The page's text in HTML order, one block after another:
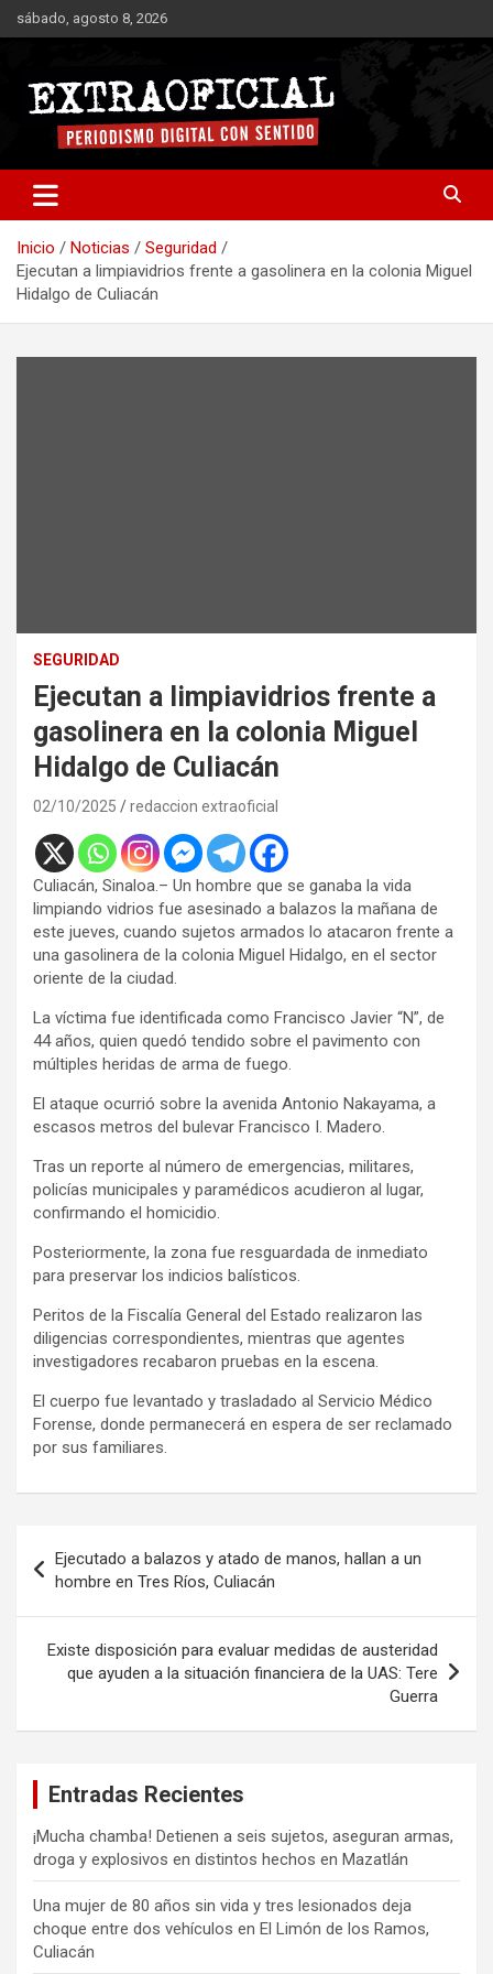
Saltar
al
sábado, agosto 8, 2026
Extraoficial
Inicio Noticias
Seguridad
Ejecutan a limpiavidrios frente a gasolinera en la colonia Miguel
Hidalgo de Culiacán
SEGURIDAD
Ejecutan a limpiavidrios frente a
gasolinera en la colonia Miguel
Hidalgo de Culiacán
02/10/2025 redaccion extraoficial
Culiacán, Sinaloa.– Un hombre que se ganaba la vida
limpiando vidrios fue asesinado a balazos la mañana de
este jueves, cuando sujetos armados lo atacaron frente a
una gasolinera de la colonia Miguel Hidalgo, en el sector
oriente de la ciudad.
La víctima fue identificada como Francisco Javier “N”, de
44 años, quien quedó tendido sobre el pavimento con
múltiples heridas de arma de fuego.
El ataque ocurrió sobre la avenida Antonio Nakayama, a
escasos metros del bulevar Francisco I. Madero.
Tras un reporte al número de emergencias, militares,
policías municipales y paramédicos acudieron al lugar,
confirmando el homicidio.
Posteriormente, la zona fue resguardada de inmediato
para preservar los indicios balísticos.
Peritos de la Fiscalía General del Estado realizaron las
diligencias correspondientes, mientras que agentes
investigadores recabaron pruebas en la escena.
El cuerpo fue levantado y trasladado al Servicio Médico
Forense, donde permanecerá en espera de ser reclamado
por sus familiares.
de
entradas
Ejecutado a balazos y atado de manos, hallan a un
hombre en Tres Ríos, Culiacán
Existe disposición para evaluar medidas de austeridad
que ayuden a la situación financiera de la UAS: Tere
Guerra
Entradas Recientes
¡Mucha chamba! Detienen a seis sujetos, aseguran armas,
droga y explosivos en distintos hechos en Mazatlán
Una mujer de 80 años sin vida y tres lesionados deja
choque entre dos vehículos en El Limón de los Ramos,
Culiacán